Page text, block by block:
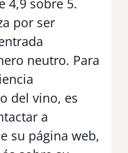
4,9 sobre 5.
por ser
neutro. Para
del vino, es
a
su página web,